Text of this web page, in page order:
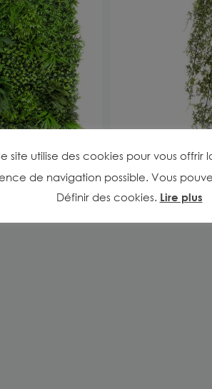
CHUTE
site utilise des cookies pour vous offrir
de navigation possible. Vous
Définir des cookies. Lire plus